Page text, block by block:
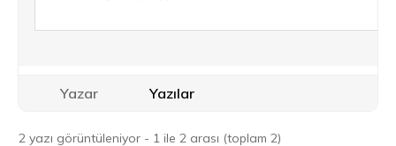
Yazar Yazılar
2 yazı görüntüleniyor - 1 ile 2 arası (toplam 2)